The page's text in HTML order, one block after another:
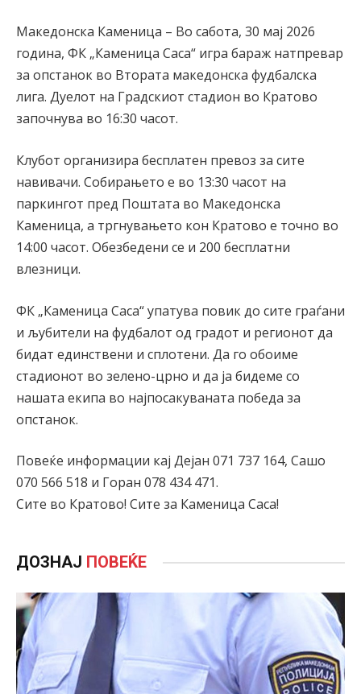
Македонска Каменица – Во сабота, 30 мај 2026
година, ФК „Каменица Саса“ игра бараж натпревар
за опстанок во Втората македонска фудбалска
лига. Дуелот на Градскиот стадион во Кратово
започнува во 16:30 часот.
Клубот организира бесплатен превоз за сите
навивачи. Собирањето е во 13:30 часот на
паркингот пред Поштата во Македонска
Каменица, а тргнувањето кон Кратово е точно во
14:00 часот. Обезбедени се и 200 бесплатни
влезници.
ФК „Каменица Саса“ упатува повик до сите граѓани
и љубители на фудбалот од градот и регионот да
бидат единствени и сплотени. Да го обоиме
стадионот во зелено-црно и да ја бидеме со
нашата екипа во најпосакуваната победа за
опстанок.
Повеќе информации кај Дејан 071 737 164, Сашо
070 566 518 и Горан 078 434 471.
Сите во Кратово! Сите за Каменица Саса!
ДОЗНАЈ ПОВЕЌЕ